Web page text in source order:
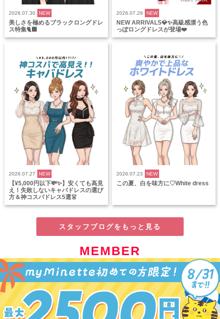
2026.07.30 NEW
美しさを極めるブラックロングドレ
ス特集🐈‍⬛
2026.07.29 NEW
NEW ARRIVALS💎✨高級感漂う色
っぽロングドレスが登場❤️
2026.07.27 NEW
【¥5,000円以下💸✨】安くても高見
え！失敗しないキャバドレスの選び
方＆神コスパドレス5選👗
2026.07.23 NEW
この夏、白を味方に♡White dress
スタッフブログをもっと見る
MEMBER